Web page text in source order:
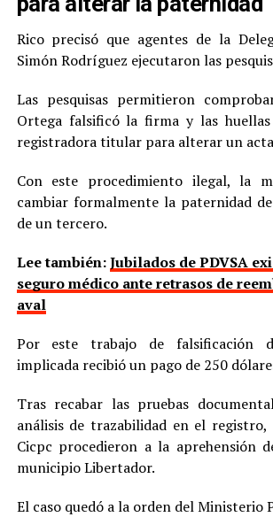
Rico precisó que agentes de la
Simón Rodríguez ejecutaron las
Las pesquisas permitieron
Ortega falsificó la firma y las
registradora titular para alterar un
Con este procedimiento ilegal, la
cambiar formalmente la paternidad
de un tercero.
Lee también:Jubilados de PDVSA
seguro médico ante retrasos de
aval
Por este trabajo de falsificación
implicada recibió un pago de 250
Tras recabar las pruebas
análisis de trazabilidad en el
Cicpc procedieron a la aprehensión
municipio Libertador.
El caso quedó a la orden del Ministerio